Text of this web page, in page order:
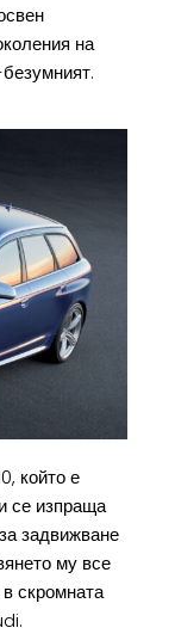
на
който е
се изпраща
задвижване
му все
скромната